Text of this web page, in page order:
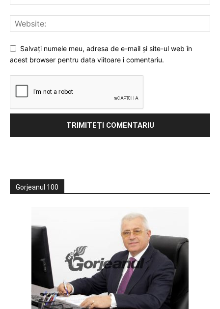
Salvați numele meu, adresa de e-mail și site-ul web în
acest browser pentru data viitoare i comentariu.
Gorjeanul 100